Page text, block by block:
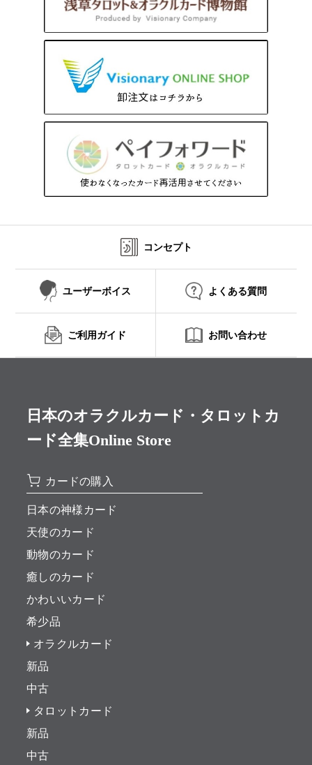
コンセプト
ユーザーボイス よくある質問
ご利用ガイド お問い合わせ
日本のオラクルカード・タロットカ
ード全集Online Store
カードの購入
日本の神様カード
天使のカード
動物のカード
癒しのカード
かわいいカード
希少品
オラクルカード
新品
中古
タロットカード
新品
中古